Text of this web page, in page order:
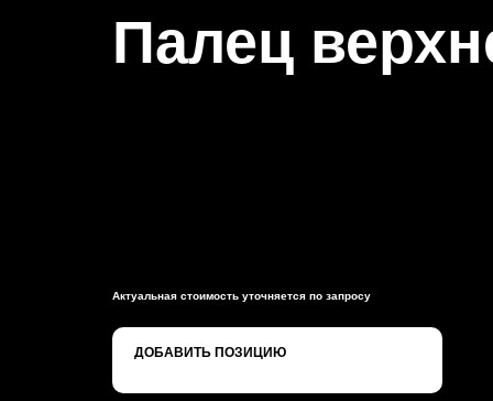
Палец
Актуальная стоимость уточняется по запросу
ДОБАВИТЬ ПОЗИЦИЮ